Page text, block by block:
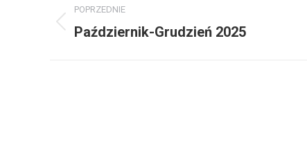
navigation
POPRZEDNIE
Previous
Październik-Grudzień 2025